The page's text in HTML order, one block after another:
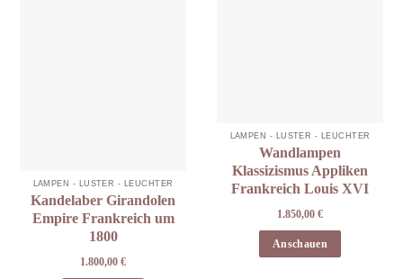
LAMPEN - LÜSTER - LEUCHTER
Kandelaber Girandolen
Empire Frankreich um
1800
1.800,00 €
LAMPEN - LÜSTER - LEUCHTER
Wandlampen
Klassizismus Appliken
Frankreich Louis XVI
1.850,00 €
Anschauen